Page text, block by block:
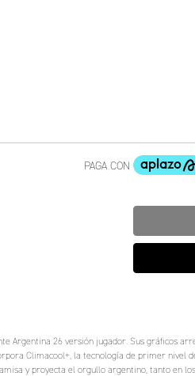
Argentina 26 versión jugador. Sus gráficos
Climacool+, la tecnología de primer
y proyecta el orgullo argentino, tanto en